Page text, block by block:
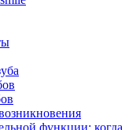
функции: когда